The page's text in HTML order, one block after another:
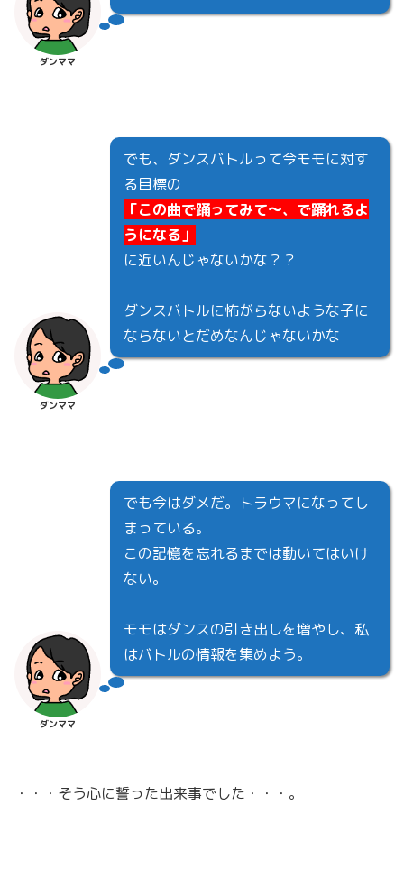
ダンママ
ダンママ
でも、ダンスバトルって今モモに対す
る目標の
「この曲で踊ってみて～、で踊れるよ
うになる」
に近いんじゃないかな？？
ダンスバトルに怖がらないような子に
ならないとだめなんじゃないかな
ダンママ
でも今はダメだ。トラウマになってし
まっている。
この記憶を忘れるまでは動いてはいけ
ない。
モモはダンスの引き出しを増やし、私
はバトルの情報を集めよう。
・・・そう心に誓った出来事でした・・・。